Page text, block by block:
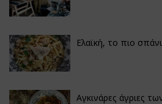
Ελαϊκή, το πιο
Αγκινάρες άγριες